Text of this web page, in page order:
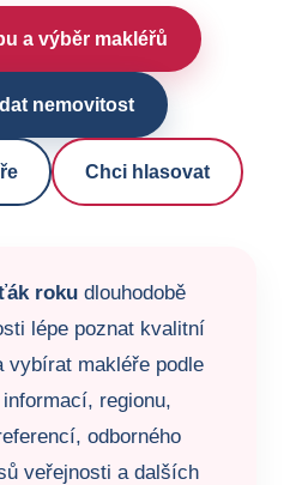
a výběr makléřů
nemovitost
Chci hlasovat
rokudlouhodobě
lépe poznat kvalitní
vybírat makléře podle
regionu,
odborného
veřejnosti a dalších